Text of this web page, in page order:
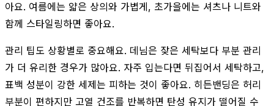
아요. 여름에는 얇은 상의와 가볍게, 초가을에는 셔츠나 니트와
함께 스타일링하면 좋아요.
관리 팁도 상황별로 중요해요. 데님은 잦은 세탁보다 부분 관리
가 더 유리한 경우가 많아요. 자주 입는다면 뒤집어서 세탁하고,
표백 성분이 강한 세제는 피하는 것이 좋아요. 히든밴딩은 허리
부분이 편하지만 고열 건조를 반복하면 탄성 유지가 떨어질 수